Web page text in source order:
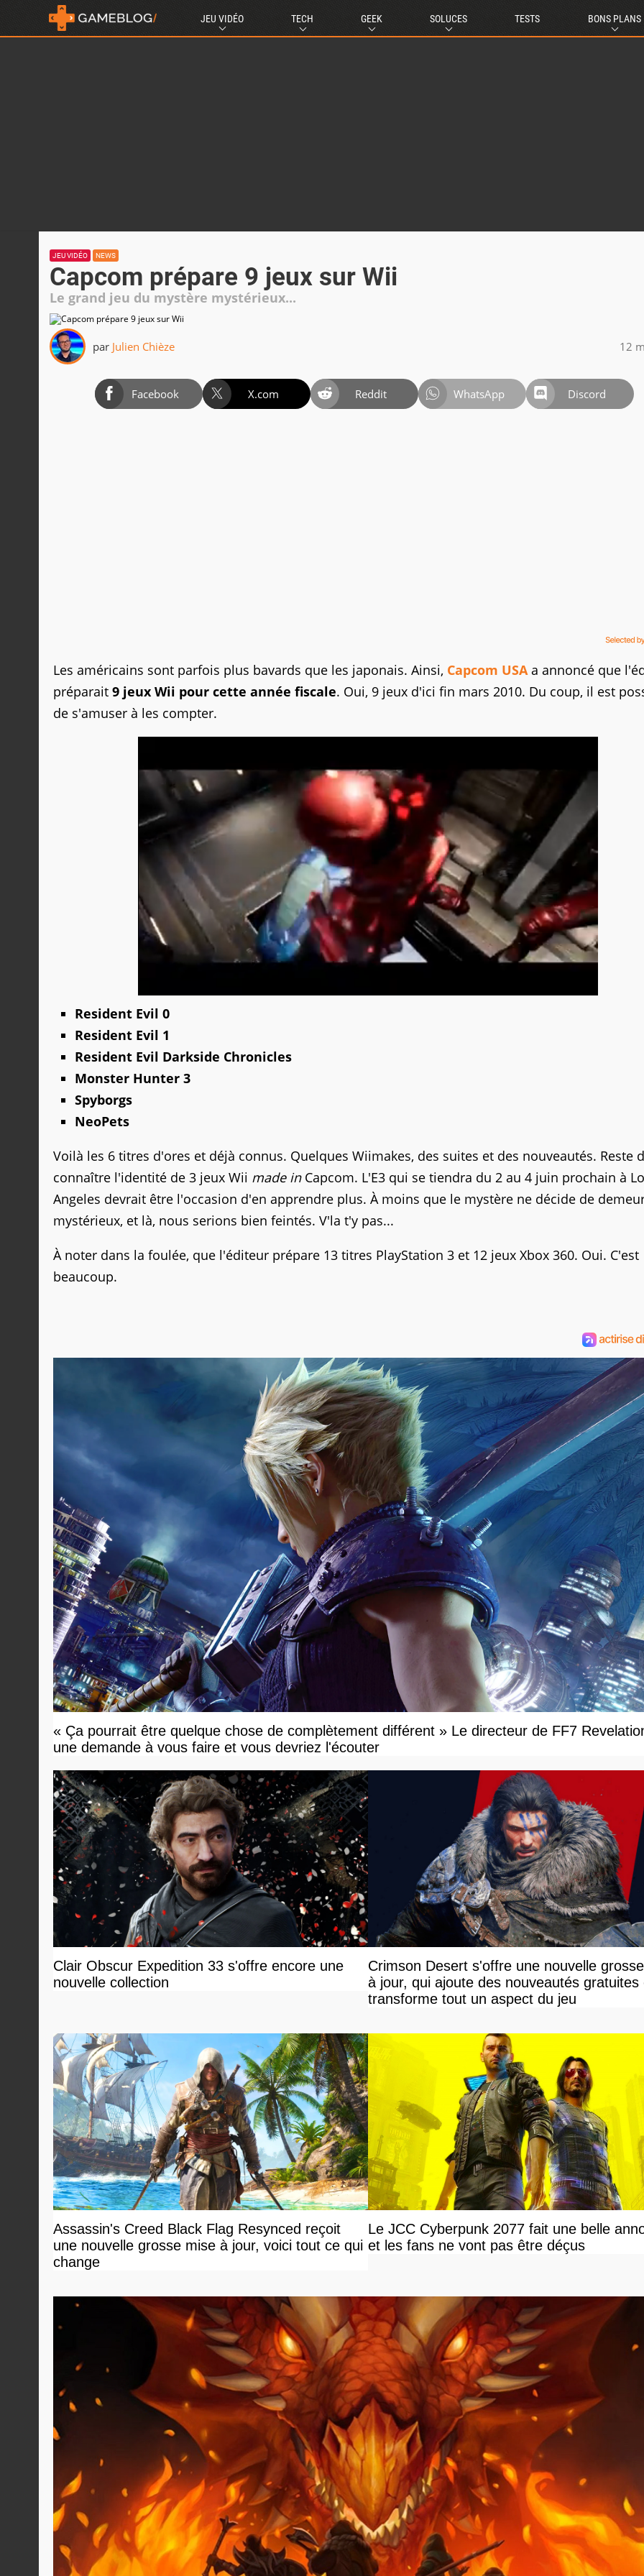
JEU VIDÉO TECH GEEK SOLUCES TESTS BONS PLANS
JEU VIDÉO NEWS
Capcom prépare 9 jeux sur Wii
Le grand jeu du mystère mystérieux...
par Julien Chièze 12
Facebook X.com Reddit WhatsApp Discord
Les américains sont parfois plus bavards que les japonais. Ainsi, Capcom USAa annoncé que
préparait 9 jeux Wii pour cette année fiscale. Oui, 9 jeux d'ici fin mars 2010. Du coup, il est
de s'amuser à les compter.
Resident Evil 0
Resident Evil 1
Resident Evil Darkside Chronicles
Monster Hunter 3
Spyborgs
NeoPets
Voilà les 6 titres d'ores et déjà connus. Quelques Wiimakes, des suites et des nouveautés. Reste
connaître l'identité de 3 jeux Wii made inCapcom. L'E3 qui se tiendra du 2 au 4 juin prochain à
Angeles devrait être l'occasion d'en apprendre plus. À moins que le mystère ne décide de
mystérieux, et là, nous serions bien feintés. V'la t'y pas...
À noter dans la foulée, que l'éditeur prépare 13 titres PlayStation 3 et 12 jeux Xbox 360. Oui. C'est
beaucoup.
« Ça pourrait être quelque chose de complètement différent » Le directeur de FF7
une demande à vous faire et vous devriez l'écouter
Clair Obscur Expedition 33 s'offre encore une
nouvelle collection
Crimson Desert s'offre une nouvelle
à jour, qui ajoute des nouveautés gratuites
transforme tout un aspect du jeu
Assassin's Creed Black Flag Resynced reçoit
une nouvelle grosse mise à jour, voici tout ce qui
change
Le JCC Cyberpunk 2077 fait une belle
et les fans ne vont pas être déçus